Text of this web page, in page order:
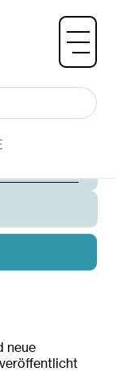
neue